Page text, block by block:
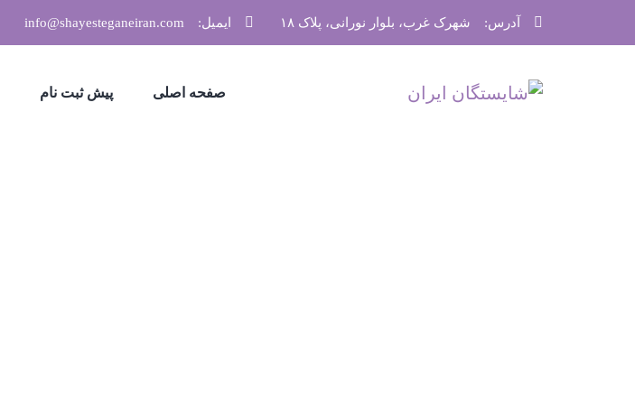
آدرس: شهرک غرب، بلوار نورانی، پلاک ۱۸ ایمیل: info@shayesteganeiran.com
صفحه اصلی پیش ثبت نام